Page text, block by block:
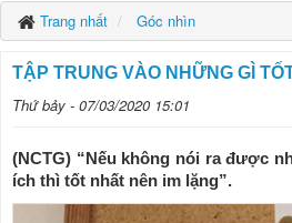
Trang nhất Góc nhìn
TẬP TRUNG VÀO NHỮNG GÌ
Thứ bảy - 07/03/2020 15:01
(NCTG) “Nếu không nói ra được
ích thì tốt nhất nên im lặng”.